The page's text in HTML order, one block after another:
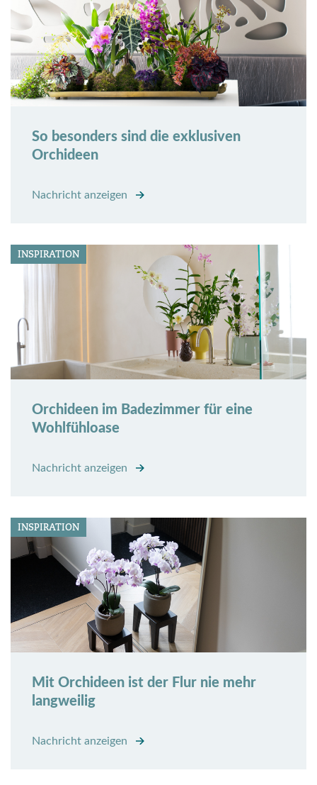
So besonders sind die exklusiven
Orchideen
Nachricht anzeigen
INSPIRATION
Orchideen im Badezimmer für eine
Wohlfühloase
Nachricht anzeigen
INSPIRATION
Mit Orchideen ist der Flur nie mehr
langweilig
Nachricht anzeigen